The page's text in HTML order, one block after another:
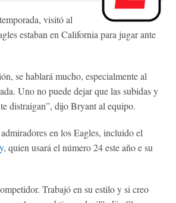
visitó al
estaban en California para jugar ante
se hablará mucho, especialmente al
Uno no puede dejar que las subidas y
distraigan”, dijo Bryant al equipo.
en los Eagles, incluido el
, quien usará el número 24 este año e su
Trabajó en su estilo y si creo